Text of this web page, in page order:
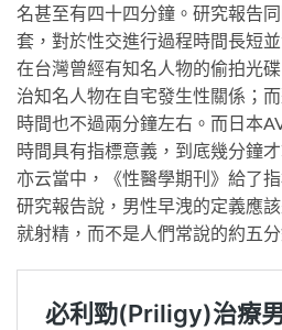
名甚至有四十四分鐘。研究報告
套，對於性交進行過程時間長短
在台灣曾經有知名人物的偷拍光
治知名人物在自宅發生性關係；
時間也不過兩分鐘左右。而日本
時間具有指標意義，到底幾分鐘
亦云當中，《性醫學期刊》給了
研究報告說，男性早洩的定義應
就射精，而不是人們常說的約五分